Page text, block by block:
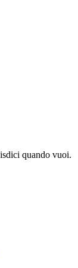
quando vuoi.